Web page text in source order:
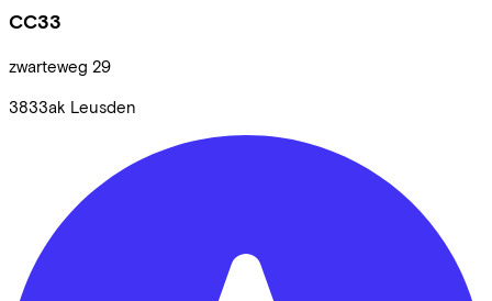
CC33
zwarteweg 29
3833ak Leusden